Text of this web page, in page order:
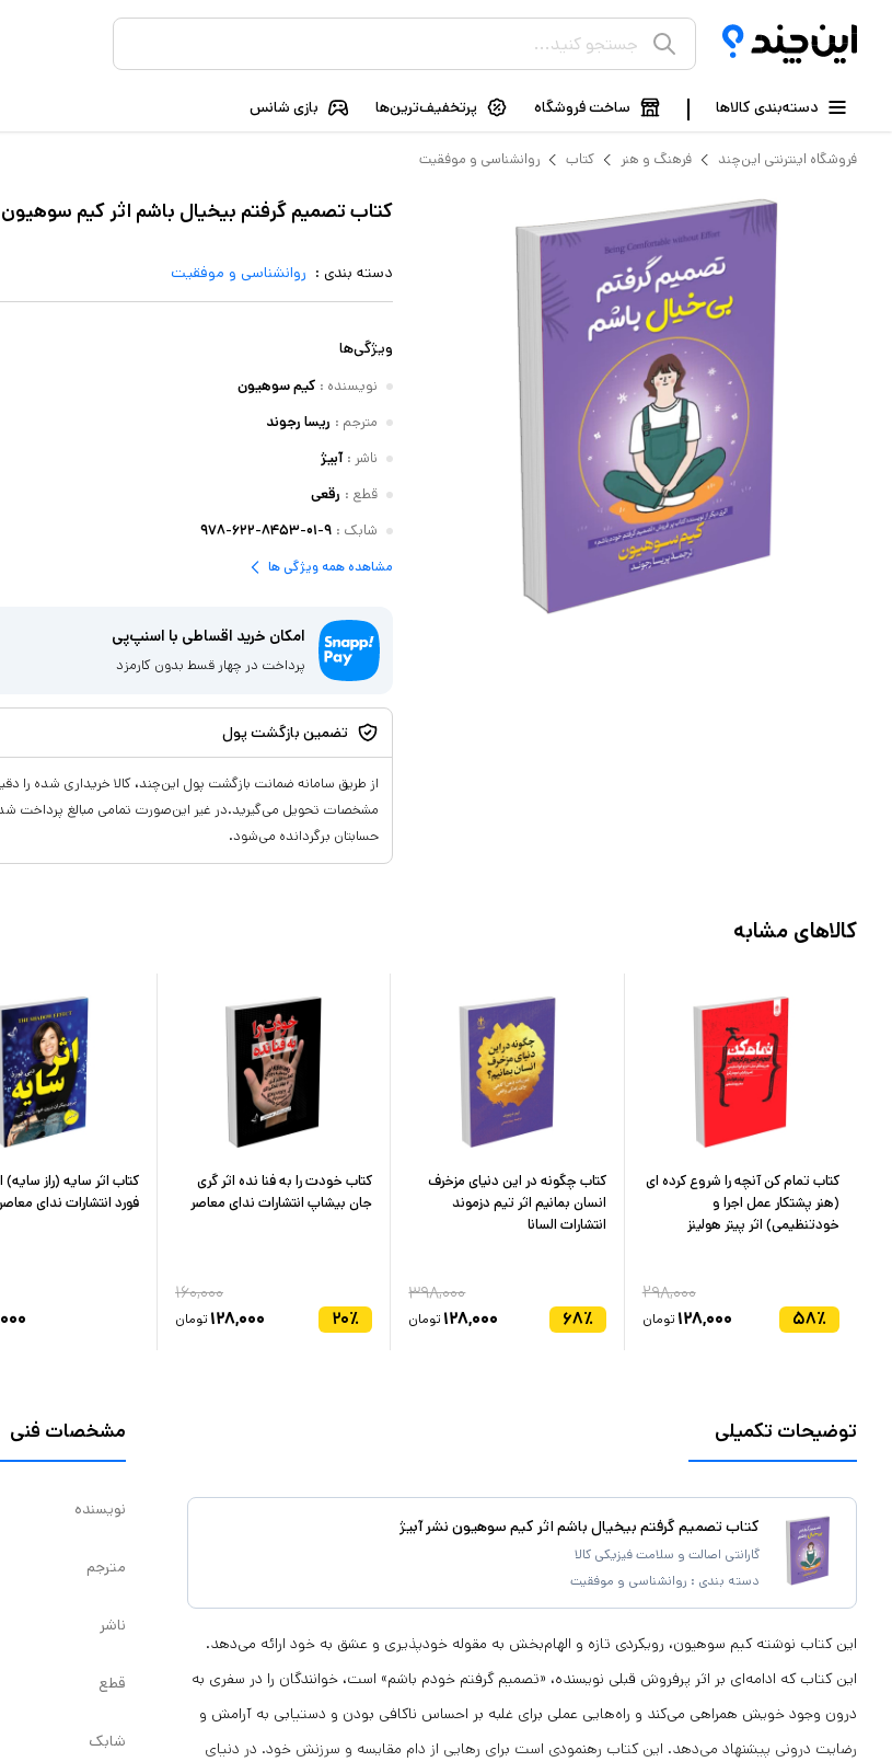
دسته‌بندی کالاها ساخت فروشگاه پرتخفیف‌ترین‌ها بازی شانس
فروشگاه اینترنتی این‌چند فرهنگ و هنر کتاب روانشناسی و موفقیت
کتاب تصمیم گرفتم بیخیال باشم اثر کیم سوهیون
دسته بندی : روانشناسی و موفقیت
ویژگی‌ها
نویسنده : کیم سوهیون
مترجم : ریسا رجوند
ناشر : آبیژ
قطع : رقعی
شابک : ۹۷۸-۶۲۲-۸۴۵۳-۰۱-۹
مشاهده همه ویژگی ها
امکان خرید اقساطی با اسنپ‌پی
پرداخت در چهار قسط بدون کارمزد
تضمین بازگشت پول
از طریق سامانه ضمانت بازگشت پول این‌چند، کالا خریداری شده را
مشخصات تحویل می‌گیرید.در غیر این‌صورت تمامی مبالغ پرداخت
حسابتان برگردانده می‌شود.
کالاهای مشابه
کتاب تمام کن آنچه را شروع کرده ای
(هنر پشتکار عمل اجرا و
خودتنظیمی) اثر پیتر هولینز
۵۸٪
۲۹۸,۰۰۰
۱۲۸,۰۰۰ تومان
کتاب چگونه در این دنیای مزخرف
انسان بمانیم اثر تیم دزموند
انتشارات السانا
۶۸٪
۳۹۸,۰۰۰
۱۲۸,۰۰۰ تومان
کتاب خودت را به فنا نده اثر گری
جان بیشاپ انتشارات ندای معاصر
۲۰٪
۱۶۰,۰۰۰
۱۲۸,۰۰۰ تومان
کتاب اثر سایه (راز سایه)
فورد انتشارات ندای معاصر
توضیحات تکمیلی
کتاب تصمیم گرفتم بیخیال باشم اثر کیم سوهیون نشر آبیژ
گارانتی اصالت و سلامت فیزیکی کالا
دسته بندی : روانشناسی و موفقیت
این کتاب نوشته کیم سوهیون، رویکردی تازه و الهام‌بخش به مقوله خودپذیری و عشق به خود ارائه می‌دهد.
این کتاب که ادامه‌ای بر اثر پرفروش قبلی نویسنده، «تصمیم گرفتم خودم باشم» است، خوانندگان را در سفری به
درون وجود خویش همراهی می‌کند و راه‌هایی عملی برای غلبه بر احساس ناکافی بودن و دستیابی به آرامش و
رضایت درونی پیشنهاد می‌دهد. این کتاب رهنمودی است برای رهایی از دام مقایسه و سرزنش خود. در دنیای
مشخصات فنی
نویسنده
مترجم
ناشر
قطع
شابک